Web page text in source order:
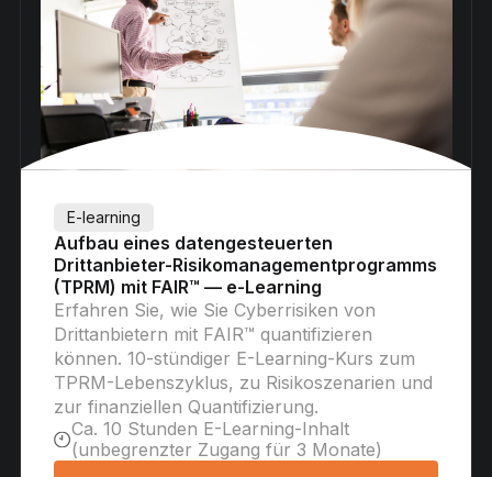
E-learning
Aufbau eines datengesteuerten
Drittanbieter-Risikomanagementprogramms
(TPRM) mit FAIR™ — e-Learning
Erfahren Sie, wie Sie Cyberrisiken von
Drittanbietern mit FAIR™ quantifizieren
können. 10-stündiger E-Learning-Kurs zum
TPRM-Lebenszyklus, zu Risikoszenarien und
zur finanziellen Quantifizierung.
Ca. 10 Stunden E-Learning-Inhalt
(unbegrenzter Zugang für 3 Monate)